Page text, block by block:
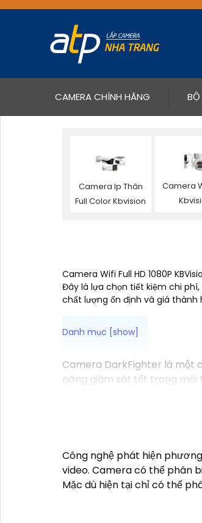
CAMERA CHÍNH HÃNG(CURRENT)
Camera Ip Thân
Full Color Kbvision
Camera
Camera Wifi Full HD 1080P
Đây là lựa chọn tiết kiệm chi
chất lượng ổn định và giá thành
Camera DarkFighter là một
năng giám sát tốt trong môi
cho phép bạn nhìn rõ ràng
Công nghệ phát hiện
video. Camera có thể phân
Mặc dù hiện tại chỉ có thể